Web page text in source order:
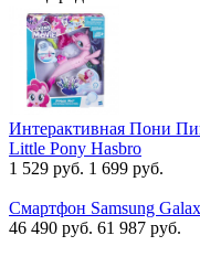
Интерактивная Пони
Little Pony Hasbro
1 529 руб. 1 699 руб.
Смартфон Samsung
46 490 руб. 61 987 руб.